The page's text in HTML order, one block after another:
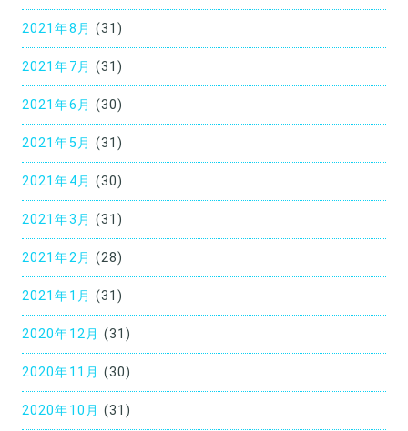
2021年8月 (31)
2021年7月 (31)
2021年6月 (30)
2021年5月 (31)
2021年4月 (30)
2021年3月 (31)
2021年2月 (28)
2021年1月 (31)
2020年12月 (31)
2020年11月 (30)
2020年10月 (31)